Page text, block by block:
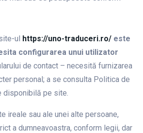
ul https://uno-traduceri.ro/ este
configurarea unui utilizator
de contact – necesită furnizarea
personal; a se consulta Politica de
disponibilă pe site.
ireale sau ale unei alte persoane,
a dumneavoastra, conform legii, dar